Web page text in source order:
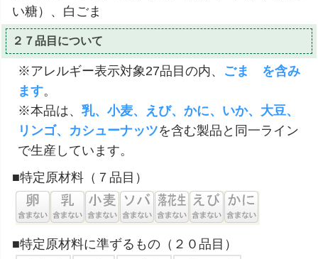
い糖）、白ごま
２７品目について
※アレルギー表示対象27品目の内、 ごま を含み
ます。
※本品は、 乳、小麦、えび、かに、いか、大豆、
リンゴ、カシューナッツを含む製品と同一ライン
で生産しています。
■特定原材料（７品目）
■特定原材料に準ずるもの（２０品目）